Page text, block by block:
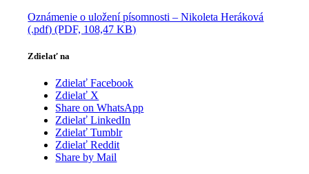
Oznámenie o uložení písomnosti – Nikoleta Heráková
(.pdf) (PDF, 108,47 KB)
Zdielať na
Zdielať Facebook
Zdielať X
Share on WhatsApp
Zdielať LinkedIn
Zdielať Tumblr
Zdielať Reddit
Share by Mail